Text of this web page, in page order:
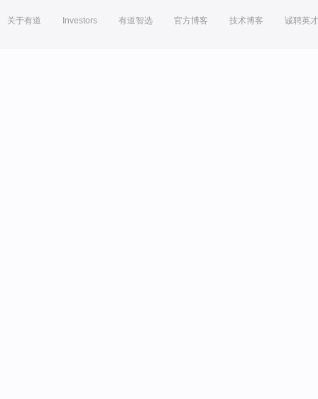
关于有道 Investors 有道智选 官方博客 技术博客 诚聘英才